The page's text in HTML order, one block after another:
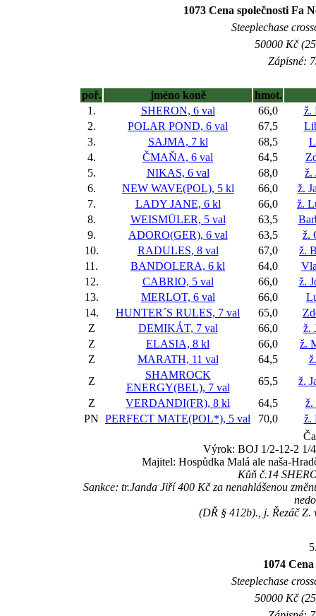
1073 Cena společnosti Fa
Steeplechase
50000 Kč
Zápisné:
poř. jméno koně
hmot.
1.
SHERON, 6 val 66,0
ž.
2.
POLAR POND, 6 val 67,5
3.
SAJMA, 7 kl 68,5
4.
ČMAŇA, 6 val 64,5
5.
NIKAS, 6 val 68,0
ž.
6.
NEW WAVE(POL), 5 kl 66,0
ž.
7.
LADY JANE, 6 kl 66,0
ž.
8.
WEISMÜLER, 5 val 63,5
9.
ADORO(GER), 6 val 63,5
ž.
10.
RADULES, 8 val 67,0
ž.
11.
BANDOLERA, 6 kl 64,0
12.
CABRIO, 5 val 66,0
ž.
13.
MERLOT, 6 val 66,0
14.
HUNTER´S RULES, 7 val 65,0
Z
DEMIKÁT, 7 val 66,0
ž.
Z
ELASIA, 8 kl 66,0
ž.
Z
MARATH, 11 val 64,5
Z
SHAMROCK
ENERGY(BEL), 7 val
65,5
ž.
Z
VERDANDI(FR), 8 kl 64,5
ž.
PN PERFECT MATE(POL*), 5 val 70,0
ž.
Výrok: BOJ 1/2-12-2 1/
Majitel: Hospůdka Malá ale naša-
Kůň č.14
Sankce: tr.Janda Jiří 400 Kč za nenahlášenou
(DŘ § 412b)., j. Řezáč Z.
1074
Steeplechase
50000 Kč